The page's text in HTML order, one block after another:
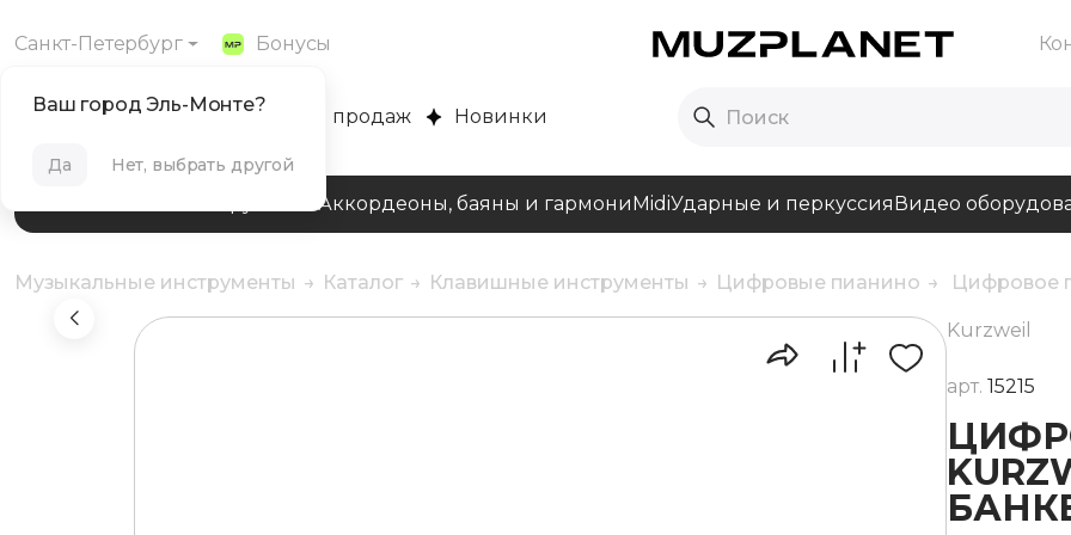
Санкт-Петербург Бонусы
Ваш город Эль-Монте?
Да Нет, выбрать другой
MUZPLANET Хиты продаж Новинки
Клавишные инструментыАккордеоны, баяны и гармониMidiУдарные и перкуссияВидео
Музыкальные инструменты Каталог Клавишные инструменты Цифровые пианино Цифровое
Kurzweil
арт. 15215